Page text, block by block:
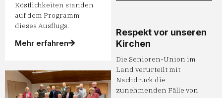
Köstlichkeiten standen
auf dem Programm
dieses Ausflugs.
Mehr erfahren
Respekt vor unseren
Kirchen
Die Senioren-Union im
Land verurteilt mit
Nachdruck die
zunehmenden Fälle von